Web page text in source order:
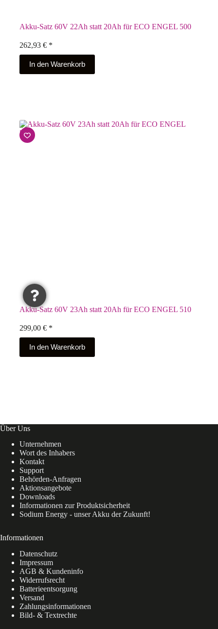
Akku-Satz 60V 22Ah statt 20Ah für ECO ENGEL 500
262,93 € *
In den Warenkorb
Akku-Satz 60V 23Ah statt 20Ah für ECO ENGEL 510
299,00 € *
In den Warenkorb
Über Uns
Unternehmen
Wort des Inhabers
Kontakt
Support
Behörden-Anfragen
Aktionsangebote
Downloads
Informationen zur Produktsicherheit
Sodium Energy - unser Akku der Zukunft!
Informationen
Datenschutz
Impressum
AGB & Kundeninfo
Widerrufsrecht
Batterieentsorgung
Versand
Zahlungsinformationen
Bild- & Textrechte